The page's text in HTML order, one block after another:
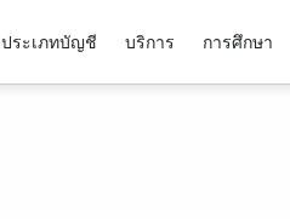
ประเภทบัญชี บริการ การศึกษา